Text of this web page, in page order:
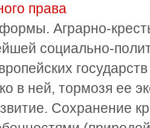
права
Аграрно-
социально-
в ней, тормозя ее
Сохранение